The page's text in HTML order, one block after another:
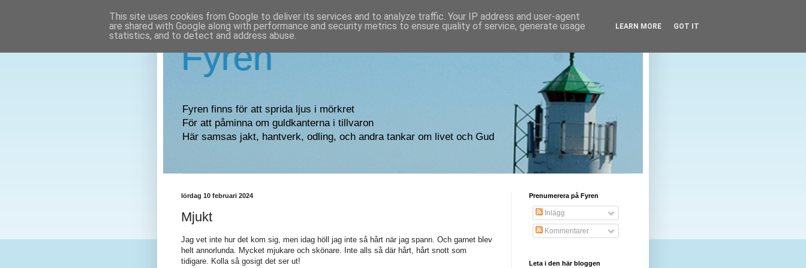
Fyren
Fyren finns för att sprida ljus i mörkret
För att påminna om guldkanterna i tillvaron
Här samsas jakt, hantverk, odling, och andra tankar om livet och Gud
lördag 10 februari 2024
Mjukt
Jag vet inte hur det kom sig, men idag höll jag inte så hårt när jag spann. Och garnet blev
helt annorlunda. Mycket mjukare och skönare. Inte alls så där hårt, hårt snott som
tidigare. Kolla så gosigt det ser ut!
Prenumerera på Fyren
Inlägg
Kommentarer
Leta i den här bloggen
This site uses cookies from Google to deliver its services and to analyze traffic. Your IP address and user-agent
are shared with Google along with performance and security metrics to ensure quality of service, generate usage
statistics, and to detect and address abuse.
LEARN MORE GOT IT